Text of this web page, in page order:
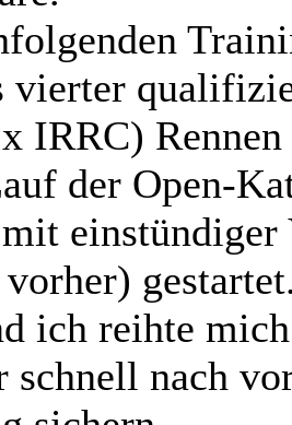
vierter
IRRC)
der Open-
ich reihte
schnell nach